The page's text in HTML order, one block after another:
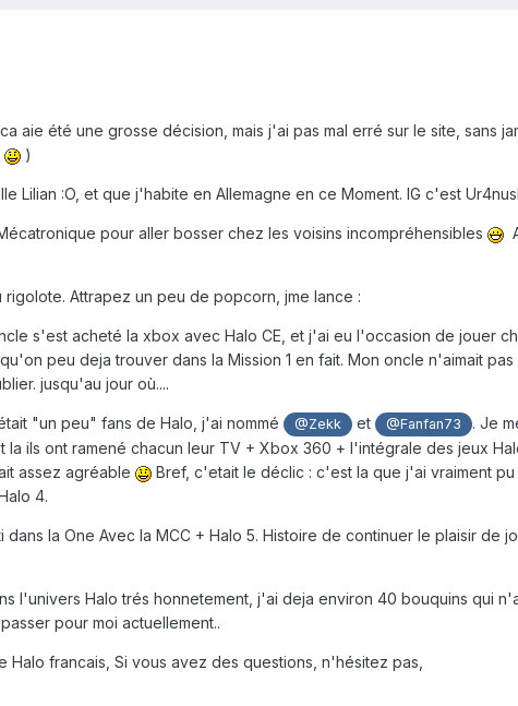
aie été une grosse décision, mais j'ai pas mal erré sur le site, sans
)
Lilian :O, et que j'habite en Allemagne en ce Moment. IG c'est
pour aller bosser chez les voisins incompréhensibles
Attrapez un peu de popcorn, jme lance :
s'est acheté la xbox avec Halo CE, et j'ai eu l'occasion de jouer
peu deja trouver dans la Mission 1 en fait. Mon oncle n'aimait
jusqu'au jour où....
"un peu" fans de Halo, j'ai nommé @Zekk et @Fanfan73
. Je
la ils ont ramené chacun leur TV + Xbox 360 + l'intégrale des jeux
assez agréable
Bref, c'etait le déclic : c'est la que j'ai vraiment
4.
la One Avec la MCC + Halo 5. Histoire de continuer le plaisir de
l'univers Halo trés honnetement, j'ai deja environ 40 bouquins qui
pour moi actuellement..
Halo francais, Si vous avez des questions, n'hésitez pas,